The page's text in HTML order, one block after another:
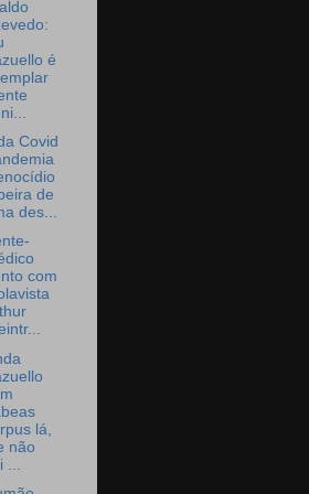
é
Covid
de
des...
com
lá,
não